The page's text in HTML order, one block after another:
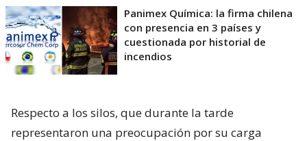
Panimex Química: la firma chilena
con presencia en 3 países y
cuestionada por historial de
incendios
Respecto a los silos, que durante la tarde
representaron una preocupación por su carga